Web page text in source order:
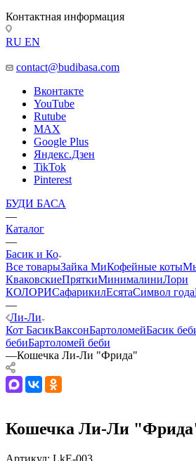
Контактная информация
RU EN
contact@budibasa.com
Вконтакте
YouTube
Rutube
MAX
Google Plus
Яндекс.Дзен
TikTok
Pinterest
БУДИ БАСА
—
Каталог
—
Басик и Ко
Все товарыЗайка МиКофейные коты
КваковскиеПряткиМинималиниЛори
КОЛОРИСафарикилЕсятаСимвол года
—
Ли-Ли
Кот БасикВаксонБартоломейБасик
бебиБартоломей беби
—Кошечка Ли-Ли "Фрида"
Кошечка Ли-Ли
Артикул: LkE-003